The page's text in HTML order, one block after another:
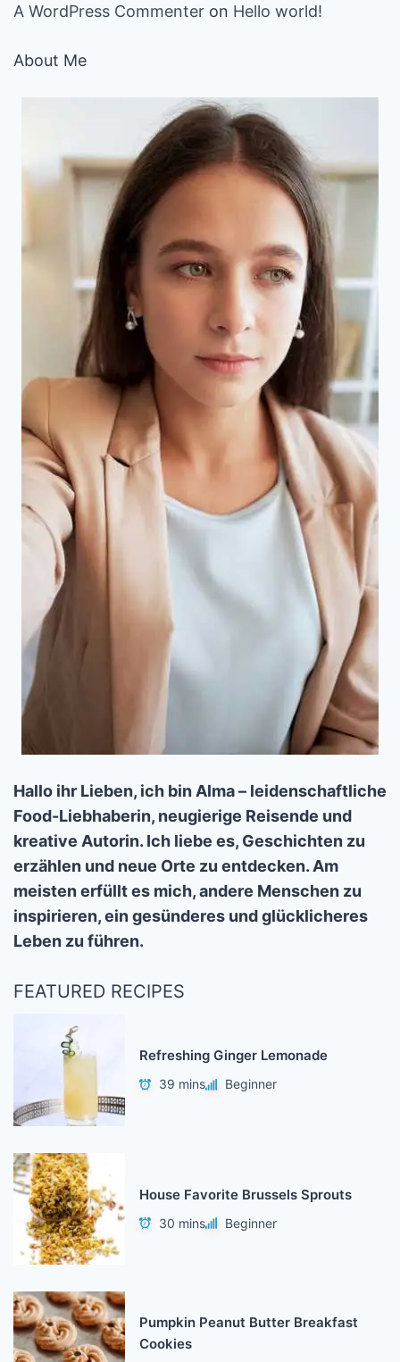
A WordPress Commenter on Hello world!
About Me
Hallo ihr Lieben, ich bin Alma – leidenschaftliche
Food-Liebhaberin, neugierige Reisende und
kreative Autorin. Ich liebe es, Geschichten zu
erzählen und neue Orte zu entdecken. Am
meisten erfüllt es mich, andere Menschen zu
inspirieren, ein gesünderes und glücklicheres
Leben zu führen.
FEATURED RECIPES
Refreshing Ginger Lemonade
39 mins Beginner
House Favorite Brussels Sprouts
30 mins Beginner
Pumpkin Peanut Butter Breakfast
Cookies